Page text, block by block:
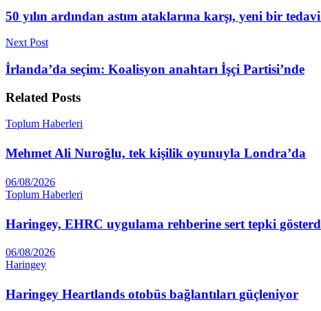
50 yılın ardından astım ataklarına karşı, yeni bir
Next Post
İrlanda’da seçim: Koalisyon anahtarı İşçi Partisi’nde
Related Posts
Toplum Haberleri
Mehmet Ali Nuroğlu, tek kişilik oyunuyla Londra’da
06/08/2026
Toplum Haberleri
Haringey, EHRC uygulama rehberine sert tepki
06/08/2026
Haringey
Haringey Heartlands otobüs bağlantıları güçleniyor